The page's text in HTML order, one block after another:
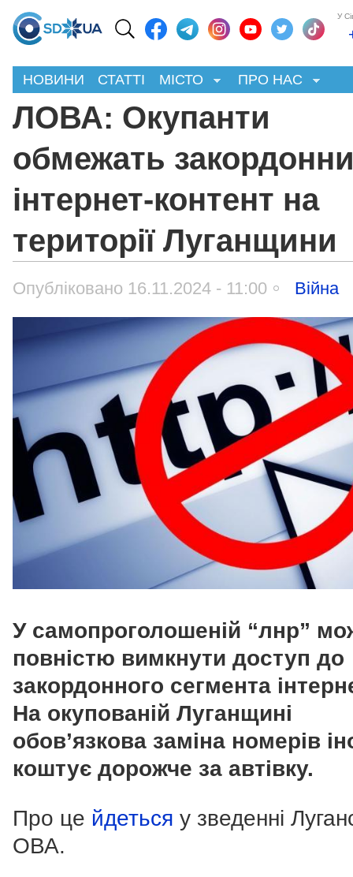
У
НОВИНИ СТАТТІ МІСТО ПРО НАС
ЛОВА: Окупанти
обмежать
інтернет-контент на
території Луганщини
Опубліковано 16.11.2024 - 11:00 Війна
У самопроголошеній “лнр”
повністю вимкнути доступ до
закордонного сегмента
На окупованій Луганщині
обов’язкова заміна номерів
коштує дорожче за автівку.
Про це йдеться у зведенні
ОВА.